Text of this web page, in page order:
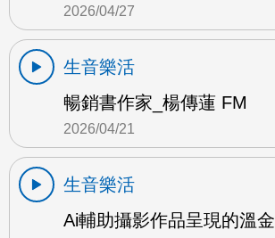
2026/04/27
生音樂活
暢銷書作家_楊傳蓮 FM
2026/04/21
生音樂活
Ai輔助攝影作品呈現的溫